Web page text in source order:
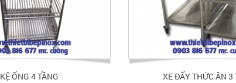
KỆ ỐNG 4 TẦNG
XE ĐẨY THỨC ĂN 3